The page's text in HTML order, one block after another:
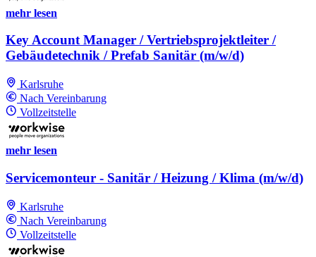
mehr lesen
Key Account Manager / Vertriebsprojektleiter /
Gebäudetechnik / Prefab Sanitär (m/w/d)
Karlsruhe
Nach Vereinbarung
Vollzeitstelle
mehr lesen
Servicemonteur - Sanitär / Heizung / Klima (m/w/d)
Karlsruhe
Nach Vereinbarung
Vollzeitstelle